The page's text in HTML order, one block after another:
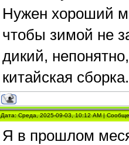
Нужен хороший
чтобы зимой не
дикий,
китайская
Дата: Среда, 2025-09-03, 10:12 AM |
Я в прошлом